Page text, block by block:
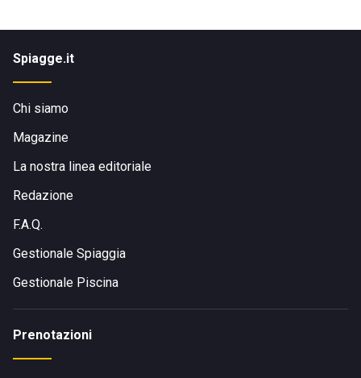
Spiagge.it
Chi siamo
Magazine
La nostra linea editoriale
Redazione
F.A.Q.
Gestionale Spiaggia
Gestionale Piscina
Prenotazioni